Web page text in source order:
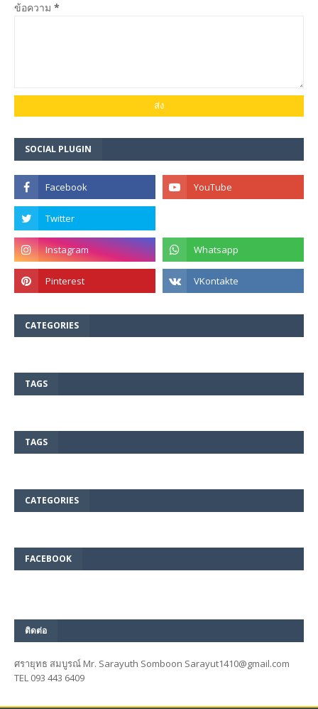
ข้อความ *
SOCIAL PLUGIN
CATEGORIES
TAGS
TAGS
CATEGORIES
FACEBOOK
ติดต่อ
ศรายุทธ สมบูรณ์ Mr. Sarayuth Somboon Sarayut1410@gmail.com
TEL 093 443 6409